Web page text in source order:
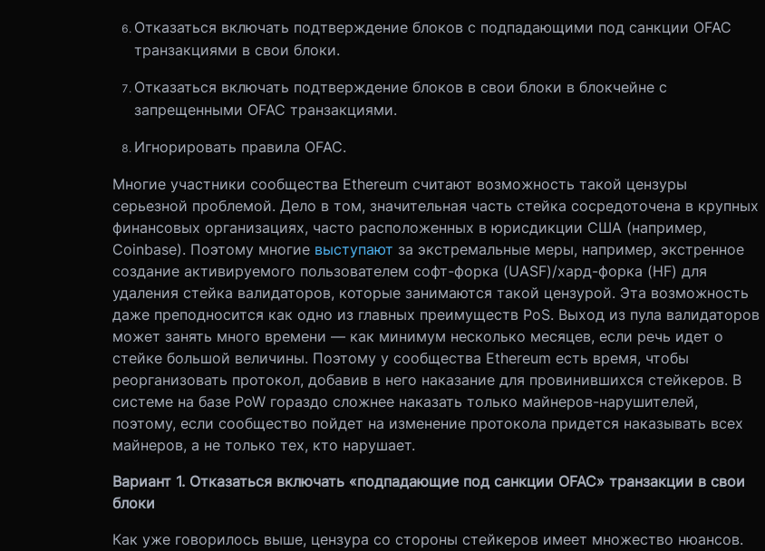
Отказаться включать подтверждение блоков с подпадающими под санкции OFAC
транзакциями в свои блоки.
Отказаться включать подтверждение блоков в свои блоки в блокчейне с
запрещенными OFAC транзакциями.
Игнорировать правила OFAC.
Многие участники сообщества Ethereum считают возможность такой цензуры
серьезной проблемой. Дело в том, значительная часть стейка сосредоточена в крупных
финансовых организациях, часто расположенных в юрисдикции США (например,
Coinbase). Поэтому многие выступают за экстремальные меры, например, экстренное
создание активируемого пользователем софт-форка (UASF)/хард-форка (HF) для
удаления стейка валидаторов, которые занимаются такой цензурой. Эта возможность
даже преподносится как одно из главных преимуществ PoS. Выход из пула валидаторов
может занять много времени — как минимум несколько месяцев, если речь идет о
стейке большой величины. Поэтому у сообщества Ethereum есть время, чтобы
реорганизовать протокол, добавив в него наказание для провинившихся стейкеров. В
системе на базе PoW гораздо сложнее наказать только майнеров-нарушителей,
поэтому, если сообщество пойдет на изменение протокола придется наказывать всех
майнеров, а не только тех, кто нарушает.
Вариант 1. Отказаться включать «подпадающие под санкции OFAC» транзакции в свои
блоки
Как уже говорилось выше, цензура со стороны стейкеров имеет множество нюансов.